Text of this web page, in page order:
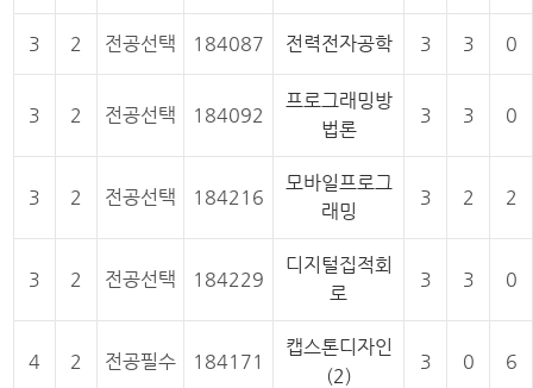
3 2 전공선택 184087 전력전자공학 3 3 0
3 2 전공선택 184092
프로그래밍방
법론
3 3 0
3 2 전공선택 184216
모바일프로그
래밍
3 2 2
3 2 전공선택 184229
디지털집적회
로
3 3 0
4 2 전공필수 184171
캡스톤디자인
(2)
3 0 6